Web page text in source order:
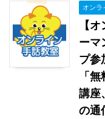
オンラ
【
ーマ
プ参
「
講座
の通